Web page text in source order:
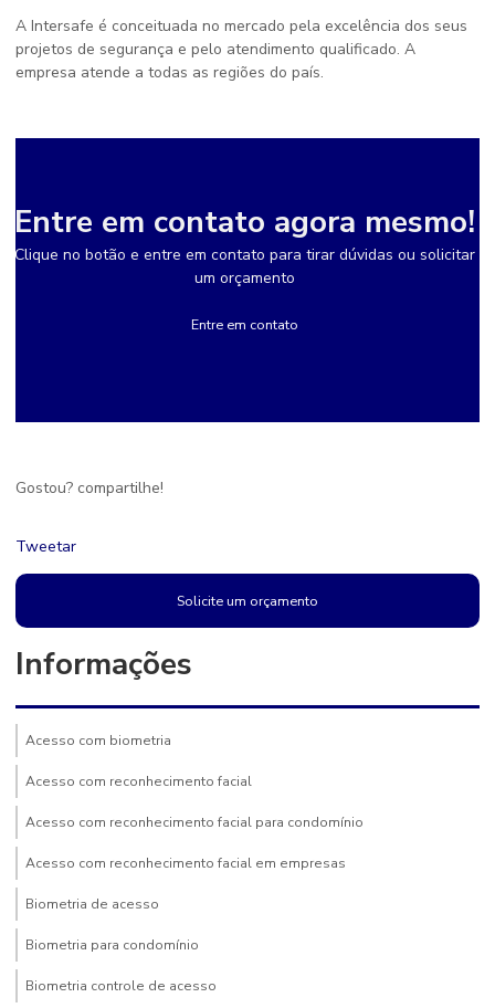
A Intersafe é conceituada no mercado pela excelência dos seus
projetos de segurança e pelo atendimento qualificado. A
empresa atende a todas as regiões do país.
Entre em contato agora mesmo!
Clique no botão e entre em contato para tirar dúvidas ou solicitar
um orçamento
Entre em contato
Gostou? compartilhe!
Tweetar
Solicite um orçamento
Informações
Acesso com biometria
Acesso com reconhecimento facial
Acesso com reconhecimento facial para condomínio
Acesso com reconhecimento facial em empresas
Biometria de acesso
Biometria para condomínio
Biometria controle de acesso